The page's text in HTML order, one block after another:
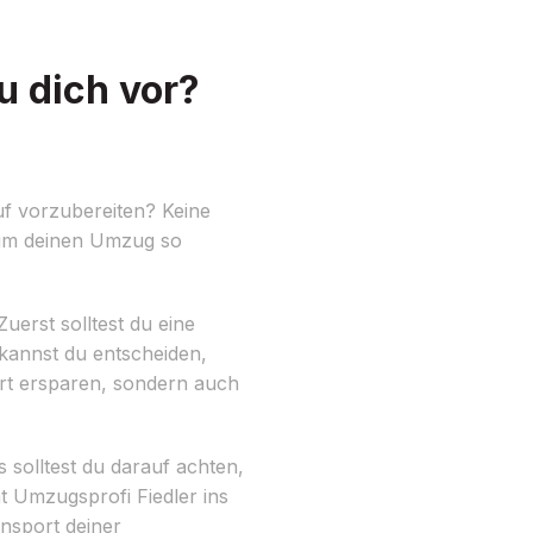
dich vor?
vorzubereiten? Keine
deinen Umzug so
solltest du eine
du entscheiden,
ersparen, sondern auch
solltest du darauf achten,
Umzugsprofi Fiedler ins
deiner